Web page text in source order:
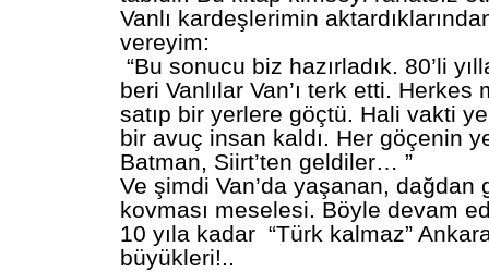
Vanlı kardeşlerimin
vereyim:
“Bu sonucu biz hazırladık. 80’li
beri Vanlılar Van’ı terk etti. Herkes
satıp bir yerlere göçtü. Hali vakti
bir avuç insan kaldı. Her göçenin
Batman, Siirt’ten geldiler… ”
Ve şimdi Van’da yaşanan, dağdan
kovması meselesi. Böyle devam
10 yıla kadar “Türk kalmaz”
büyükleri!..